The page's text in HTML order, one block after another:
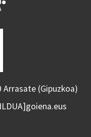
Arrasate (Gipuzkoa)